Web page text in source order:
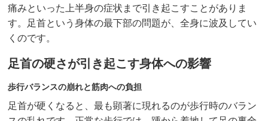
痛みといった上半身の症状まで引き起こすことがありま
す。足首という身体の最下部の問題が、全身に波及してい
くのです。
足首の硬さが引き起こす身体への影響
歩行バランスの崩れと筋肉への負担
足首が硬くなると、最も顕著に現れるのが歩行時のバラン